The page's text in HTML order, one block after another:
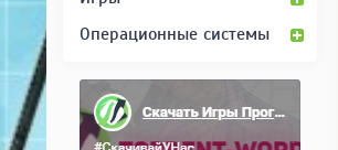
Операционные системы